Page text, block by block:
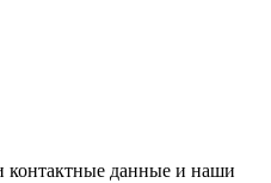
контактные данные и наши